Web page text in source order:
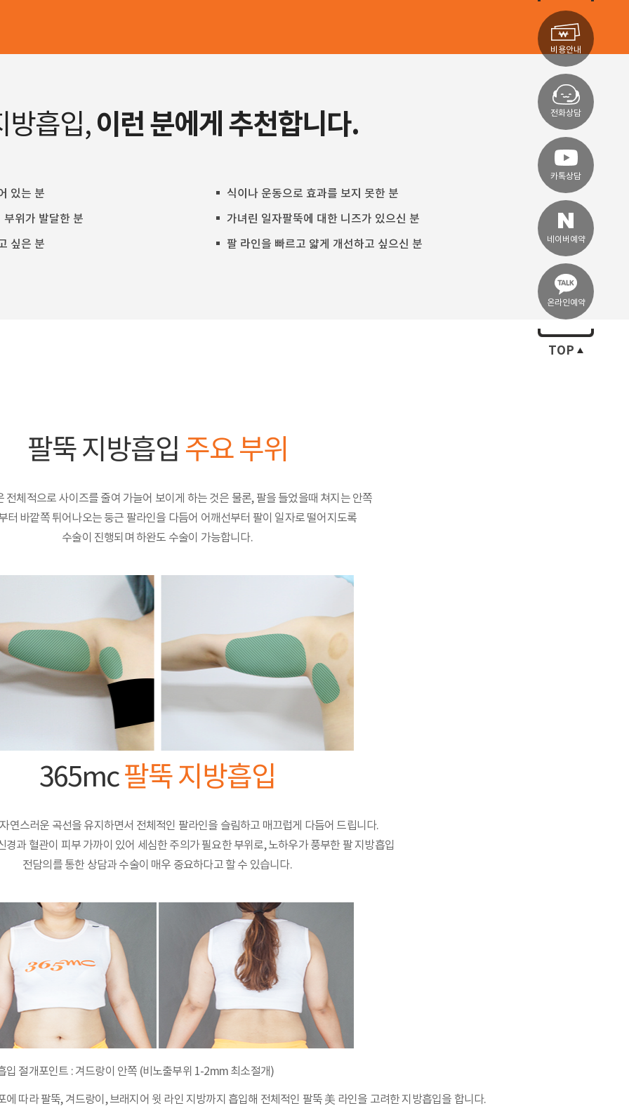
방흡입, 이런 분에게 추천합니다.
있는 분
식이나 운동으로 효과를 보지 못한 분
위가 발달한 분
가녀린 일자팔뚝에 대한 니즈가 있으신 분
싶은 분
팔 라인을 빠르고 얇게 개선하고 싶으신 분
팔뚝 지방흡입 주요 부위
전체적으로 사이즈를 줄여 가늘어 보이게 하는 것은 물론, 팔을 들었을때 쳐지는 안쪽
터 바깥쪽 튀어나오는 둥근 팔라인을 다듬어 어깨선부터 팔이 일자로 떨어지도록
수술이 진행되며 하완도 수술이 가능합니다.
365mc팔뚝 지방흡입
연스러운 곡선을 유지하면서 전체적인 팔라인을 슬림하고 매끄럽게 다듬어 드립니다.
경과 혈관이 피부 가까이 있어 세심한 주의가 필요한 부위로, 노하우가 풍부한 팔 지방흡입
전담의를 통한 상담과 수술이 매우 중요하다고 할 수 있습니다.
입 절개포인트 : 겨드랑이 안쪽 (비노출부위 1-2mm 최소절개)
에 따라 팔뚝, 겨드랑이, 브래지어 윗 라인 지방까지 흡입해 전체적인 팔뚝 美 라인을 고려한 지방흡입을 합니다.
비용안내
전화상담
카톡상담
네이버예약
온라인예약
TOP